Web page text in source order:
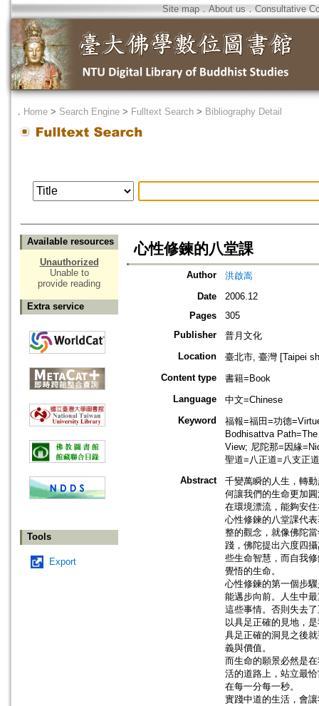
Site map．About us ． Consultative
． Home > Search Engine > Fulltext Search > Bibliography Detail
Available resources
Unauthorized
Unable to
provide reading
Extra service
Tools
Export
心性修鍊的八堂課
Author
洪啟嵩
Date
2006.12
Pages
305
Publisher
普月文化
Location
臺北市, 臺灣 [Taipei
Content type
書籍=Book
Language
中文=Chinese
Keyword
福報=福田=功德
Bodhisattva
View; 尼陀那=因緣
聖道=八正道=八支正
Abstract
千變萬瞬的人生，轉
何讓我們的生命更加
在環境漂流，能夠安
心性修鍊的八堂課代
整的觀念，就像佛陀
踐，佛陀提出六度四
些生命智慧，而自我
覺悟的生命。
心性修鍊的第一個步
能邁步向前。人生中
這些事情。否則失去
以具足正確的見地，
具足正確的洞見之後
義與價值。
而生命的願景必然是
活的道路上，站立最
在每一分每一秒。
實踐中道的生活，會